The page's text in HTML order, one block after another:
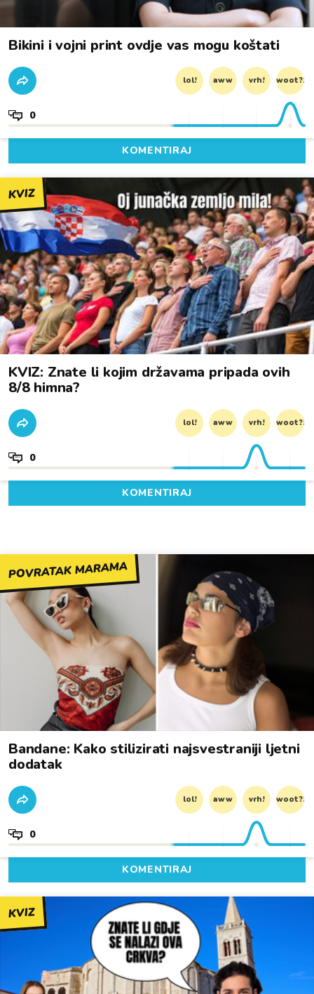
Bikini i vojni print ovdje vas mogu koštati
lol! aww vrh! woot?!
0
KOMENTIRAJ
KVIZ
KVIZ: Znate li kojim državama pripada ovih
8/8 himna?
lol! aww vrh! woot?!
0
KOMENTIRAJ
POVRATAK MARAMA
Bandane: Kako stilizirati najsvestraniji ljetni
dodatak
lol! aww vrh! woot?!
0
KOMENTIRAJ
KVIZ